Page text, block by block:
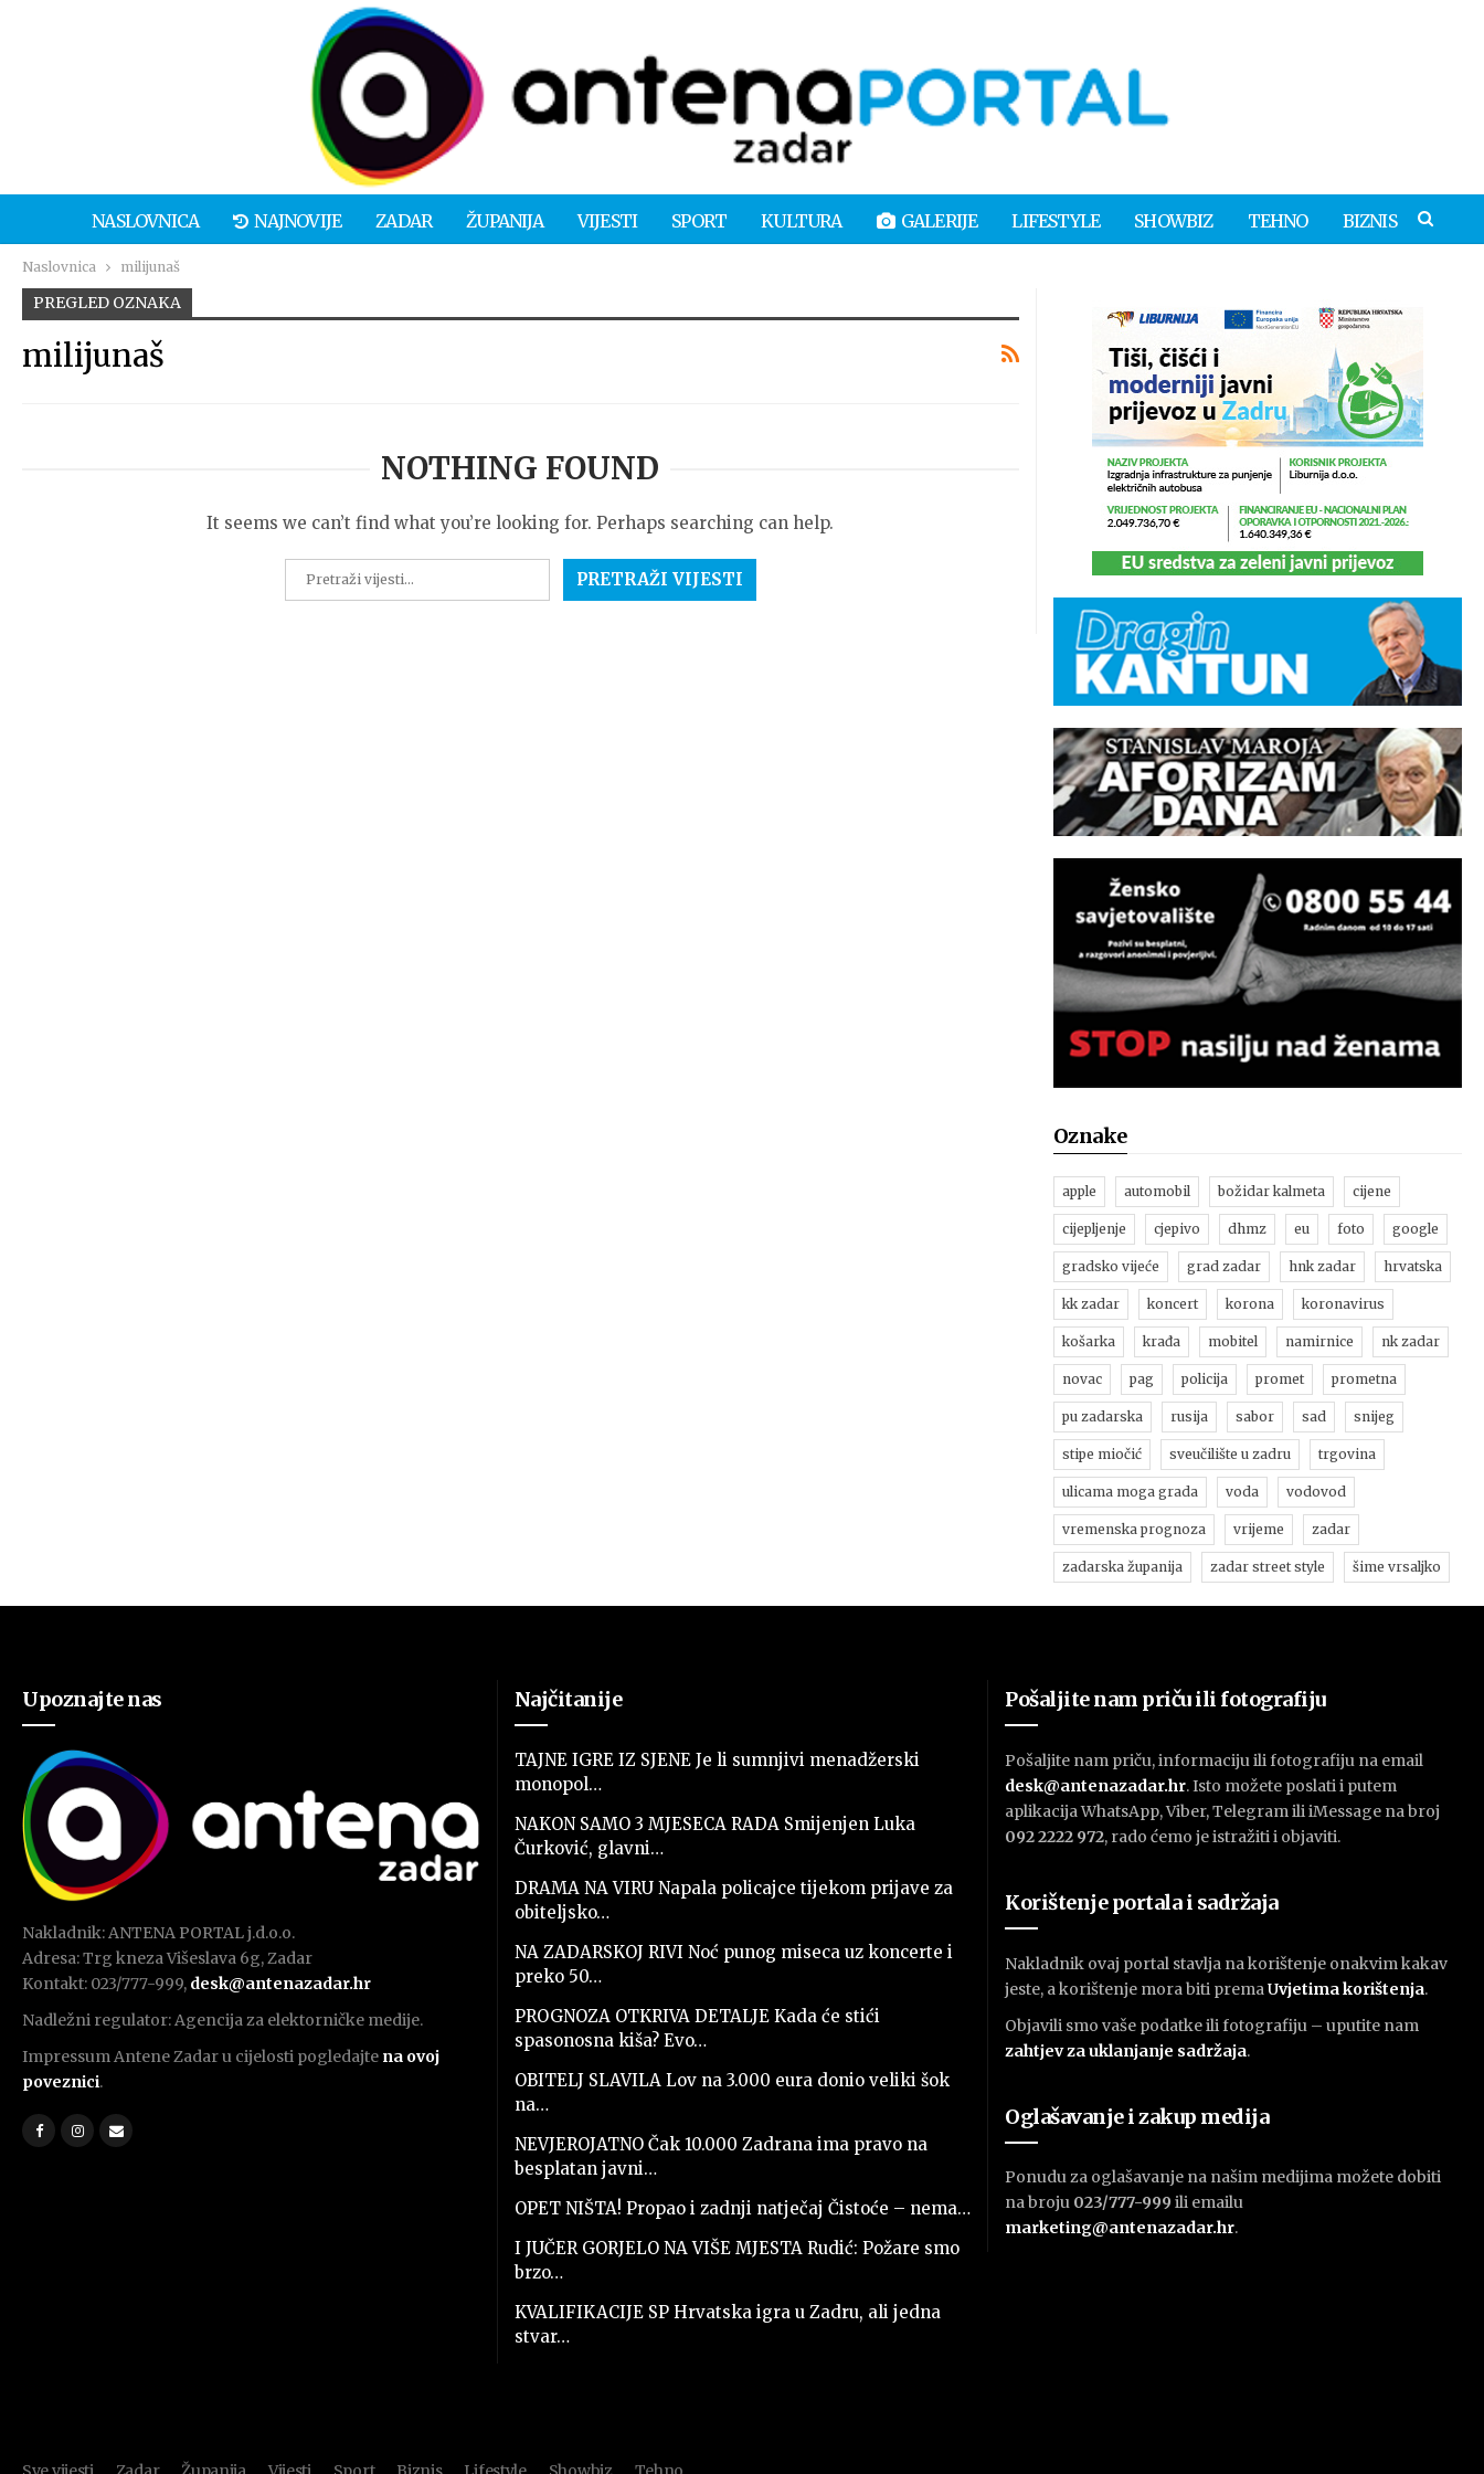
NASLOVNICA NAJNOVIJE ZADAR ŽUPANIJA VIJESTI SPORT KULTURA GALERIJE LIFESTYLE SHOWBIZ TEHNO BIZNIS
Naslovnica milijunaš
PREGLED OZNAKA
milijunaš
NOTHING FOUND
It seems we can’t find what you’re looking for. Perhaps searching can help.
Oznake
apple automobil božidar kalmeta cijene
cijepljenje cjepivo dhmz eu foto google
gradsko vijeće grad zadar hnk zadar hrvatska
kk zadar koncert korona koronavirus
košarka krađa mobitel namirnice nk zadar
novac pag policija promet prometna
pu zadarska rusija sabor sad snijeg
stipe miočić sveučilište u zadru trgovina
ulicama moga grada voda vodovod
vremenska prognoza vrijeme zadar
zadarska županija zadar street style šime vrsaljko
Upoznajte nas
Nakladnik: ANTENA PORTAL j.d.o.o.
Adresa: Trg kneza Višeslava 6g, Zadar
Kontakt: 023/777-999, desk@antenazadar.hr
Nadležni regulator: Agencija za elektorničke medije.
Impressum Antene Zadar u cijelosti pogledajte na ovoj
poveznici.
Najčitanije
TAJNE IGRE IZ SJENE Je li sumnjivi menadžerski
monopol…
NAKON SAMO 3 MJESECA RADA Smijenjen Luka
Čurković, glavni…
DRAMA NA VIRU Napala policajce tijekom prijave za
obiteljsko…
NA ZADARSKOJ RIVI Noć punog miseca uz koncerte i
preko 50…
PROGNOZA OTKRIVA DETALJE Kada će stići
spasonosna kiša? Evo…
OBITELJ SLAVILA Lov na 3.000 eura donio veliki šok
na…
NEVJEROJATNO Čak 10.000 Zadrana ima pravo na
besplatan javni…
OPET NIŠTA! Propao i zadnji natječaj Čistoće – nema…
I JUČER GORJELO NA VIŠE MJESTA Rudić: Požare smo
brzo…
KVALIFIKACIJE SP Hrvatska igra u Zadru, ali jedna
stvar…
Pošaljite nam priču ili fotografiju
Pošaljite nam priču, informaciju ili fotografiju na email
desk@antenazadar.hr. Isto možete poslati i putem
aplikacija WhatsApp, Viber, Telegram ili iMessage na broj
092 2222 972, rado ćemo je istražiti i objaviti.
Korištenje portala i sadržaja
Nakladnik ovaj portal stavlja na korištenje onakvim kakav
jeste, a korištenje mora biti premaUvjetima korištenja.
Objavili smo vaše podatke ili fotografiju – uputite nam
zahtjev za uklanjanje sadržaja.
Oglašavanje i zakup medija
Ponudu za oglašavanje na našim medijima možete dobiti
na broju 023/777-999 ili emailu
marketing@antenazadar.hr.